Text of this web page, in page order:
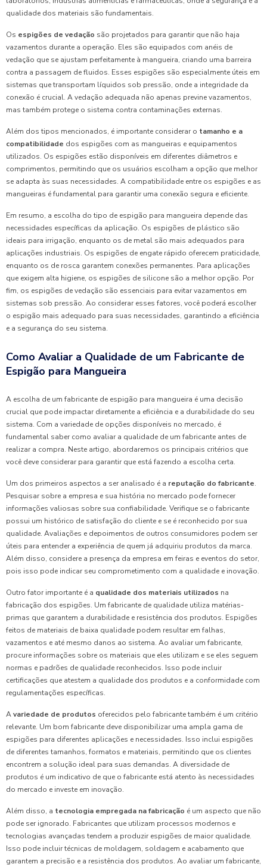
qualidade dos materiais são fundamentais.
Os espigões de vedação são projetados para garantir que não haja
vazamentos durante a operação. Eles são equipados com anéis de
vedação que se ajustam perfeitamente à mangueira, criando uma barreira
contra a passagem de fluidos. Esses espigões são especialmente úteis em
sistemas que transportam líquidos sob pressão, onde a integridade da
conexão é crucial. A vedação adequada não apenas previne vazamentos,
mas também protege o sistema contra contaminações externas.
Além dos tipos mencionados, é importante considerar o tamanho e a
compatibilidade dos espigões com as mangueiras e equipamentos
utilizados. Os espigões estão disponíveis em diferentes diâmetros e
comprimentos, permitindo que os usuários escolham a opção que melhor
se adapta às suas necessidades. A compatibilidade entre os espigões e as
mangueiras é fundamental para garantir uma conexão segura e eficiente.
Em resumo, a escolha do tipo de espigão para mangueira depende das
necessidades específicas da aplicação. Os espigões de plástico são
ideais para irrigação, enquanto os de metal são mais adequados para
aplicações industriais. Os espigões de engate rápido oferecem praticidade,
enquanto os de rosca garantem conexões permanentes. Para aplicações
que exigem alta higiene, os espigões de silicone são a melhor opção. Por
fim, os espigões de vedação são essenciais para evitar vazamentos em
sistemas sob pressão. Ao considerar esses fatores, você poderá escolher
o espigão mais adequado para suas necessidades, garantindo a eficiência
e a segurança do seu sistema.
Como Avaliar a Qualidade de um Fabricante de
Espigão para Mangueira
A escolha de um fabricante de espigão para mangueira é uma decisão
crucial que pode impactar diretamente a eficiência e a durabilidade do seu
sistema. Com a variedade de opções disponíveis no mercado, é
fundamental saber como avaliar a qualidade de um fabricante antes de
realizar a compra. Neste artigo, abordaremos os principais critérios que
você deve considerar para garantir que está fazendo a escolha certa.
Um dos primeiros aspectos a ser analisado é a reputação do fabricante.
Pesquisar sobre a empresa e sua história no mercado pode fornecer
informações valiosas sobre sua confiabilidade. Verifique se o fabricante
possui um histórico de satisfação do cliente e se é reconhecido por sua
qualidade. Avaliações e depoimentos de outros consumidores podem ser
úteis para entender a experiência de quem já adquiriu produtos da marca.
Além disso, considere a presença da empresa em feiras e eventos do setor,
pois isso pode indicar seu comprometimento com a qualidade e inovação.
Outro fator importante é a qualidade dos materiais utilizados na
fabricação dos espigões. Um fabricante de qualidade utiliza matérias-
primas que garantem a durabilidade e resistência dos produtos. Espigões
feitos de materiais de baixa qualidade podem resultar em falhas,
vazamentos e até mesmo danos ao sistema. Ao avaliar um fabricante,
procure informações sobre os materiais que eles utilizam e se eles seguem
normas e padrões de qualidade reconhecidos. Isso pode incluir
certificações que atestem a qualidade dos produtos e a conformidade com
regulamentações específicas.
Avariedade de produtos oferecidos pelo fabricante também é um critério
relevante. Um bom fabricante deve disponibilizar uma ampla gama de
espigões para diferentes aplicações e necessidades. Isso inclui espigões
de diferentes tamanhos, formatos e materiais, permitindo que os clientes
encontrem a solução ideal para suas demandas. A diversidade de
produtos é um indicativo de que o fabricante está atento às necessidades
do mercado e investe em inovação.
Além disso, a tecnologia empregada na fabricação é um aspecto que não
pode ser ignorado. Fabricantes que utilizam processos modernos e
tecnologias avançadas tendem a produzir espigões de maior qualidade.
Isso pode incluir técnicas de moldagem, soldagem e acabamento que
garantem a precisão e a resistência dos produtos. Ao avaliar um fabricante,